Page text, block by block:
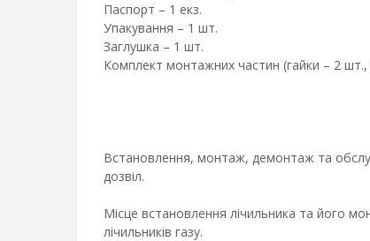
Паспорт – 1 екз.
Упакування – 1 шт.
Заглушка – 1 шт.
Комплект монтажних частин (гайки – 2
Встановлення, монтаж, демонтаж та
дозвіл.
Місце встановлення лічильника та його
лічильників газу.